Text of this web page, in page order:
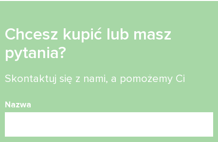
Chcesz kupić lub masz
pytania?
Skontaktuj się z nami, a pomożemy Ci
Nazwa